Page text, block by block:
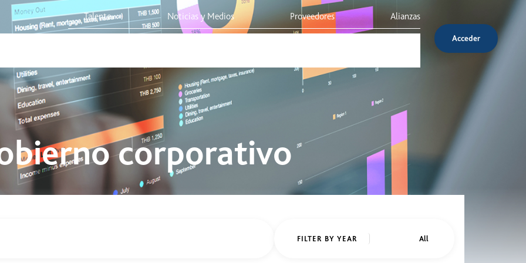
Talento Noticias y Medios Proveedores Alianzas
Acceder
corporativo
FILTER BY YEAR